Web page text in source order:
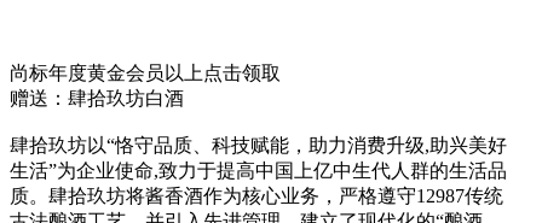
尚标年度黄金会员以上点击领取
赠送：肆拾玖坊白酒
肆拾玖坊以“恪守品质、科技赋能，助力消费升级,助兴美好
生活”为企业使命,致力于提高中国上亿中生代人群的生活品
质。肆拾玖坊将酱香酒作为核心业务，严格遵守12987传统